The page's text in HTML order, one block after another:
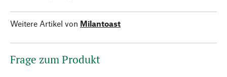
Weitere Artikel von Milantoast
Frage zum Produkt